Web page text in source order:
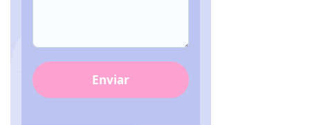
Enviar